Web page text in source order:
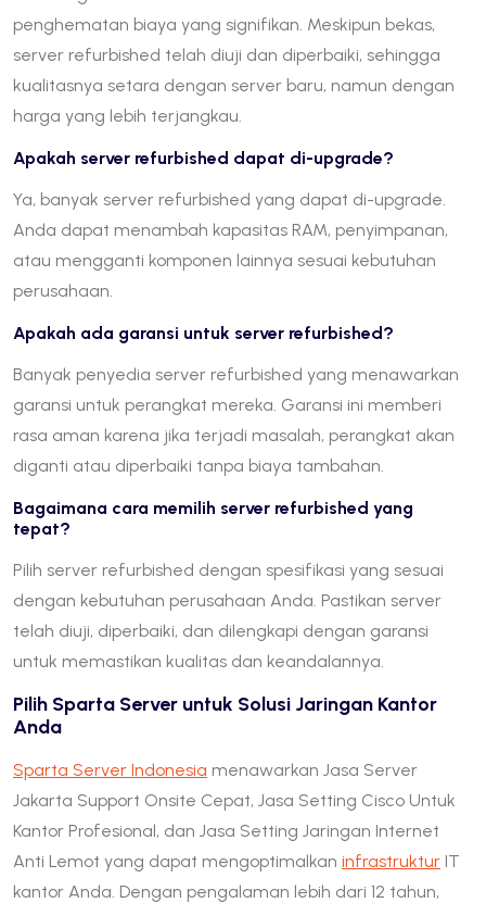
penghematan biaya yang signifikan. Meskipun bekas,
server refurbished telah diuji dan diperbaiki, sehingga
kualitasnya setara dengan server baru, namun dengan
harga yang lebih terjangkau.
Apakah server refurbished dapat di-upgrade?
Ya, banyak server refurbished yang dapat di-upgrade.
Anda dapat menambah kapasitas RAM, penyimpanan,
atau mengganti komponen lainnya sesuai kebutuhan
perusahaan.
Apakah ada garansi untuk server refurbished?
Banyak penyedia server refurbished yang menawarkan
garansi untuk perangkat mereka. Garansi ini memberi
rasa aman karena jika terjadi masalah, perangkat akan
diganti atau diperbaiki tanpa biaya tambahan.
Bagaimana cara memilih server refurbished yang
tepat?
Pilih server refurbished dengan spesifikasi yang sesuai
dengan kebutuhan perusahaan Anda. Pastikan server
telah diuji, diperbaiki, dan dilengkapi dengan garansi
untuk memastikan kualitas dan keandalannya.
Pilih Sparta Server untuk Solusi Jaringan Kantor
Anda
Sparta Server Indonesia menawarkan Jasa Server
Jakarta Support Onsite Cepat, Jasa Setting Cisco Untuk
Kantor Profesional, dan Jasa Setting Jaringan Internet
Anti Lemot yang dapat mengoptimalkan infrastruktur IT
kantor Anda. Dengan pengalaman lebih dari 12 tahun,